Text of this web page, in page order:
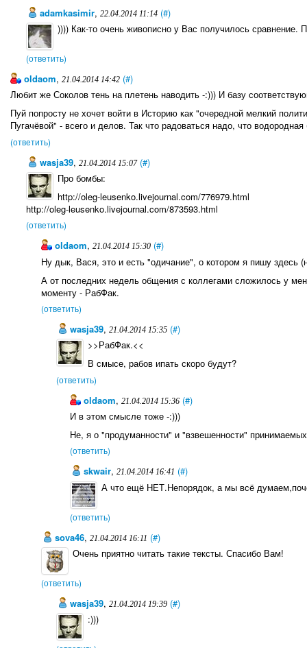
adamkasimir, 22.04.2014 11:14 (#)
)))) Как-то очень живописно у Вас получилось
(ответить)
oldaom, 21.04.2014 14:42 (#)
Любит же Соколов тень на плетень наводить -:))) И базу
Пуй попросту не хочет войти в Историю как "очередной мелкий
Пугачёвой" - всего и делов. Так что радоваться надо, что
(ответить)
wasja39, 21.04.2014 15:07 (#)
Про бомбы:
http://oleg-leusenko.livejournal.com/776979.html
http://oleg-leusenko.livejournal.com/873593.html
(ответить)
oldaom,21.04.2014 15:30 (#)
Ну дык, Вася, это и есть "одичание", о котором я пишу здесь
А от последних недель общения с коллегами сложилось у
моменту - РабФак.
(ответить)
wasja39, 21.04.2014 15:35 (#)
>>РабФак.<<
В смысе, рабов ипать скоро будут?
(ответить)
oldaom,21.04.2014 15:36 (#)
И в этом смысле тоже -:)))
Не, я о "продуманности" и "взвешенности"
(ответить)
skwair,21.04.2014 16:41 (#)
А что ещё НЕТ.Непорядок, а мы всё
(ответить)
sova46,21.04.2014 16:11 (#)
Очень приятно читать такие тексты. Спасибо Вам!
(ответить)
wasja39, 21.04.2014 19:39 (#)
:)))